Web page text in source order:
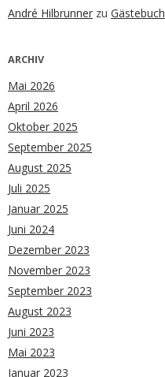
André Hilbrunner zu Gästebuch
ARCHIV
Mai 2026
April 2026
Oktober 2025
September 2025
August 2025
Juli 2025
Januar 2025
Juni 2024
Dezember 2023
November 2023
September 2023
August 2023
Juni 2023
Mai 2023
Januar 2023